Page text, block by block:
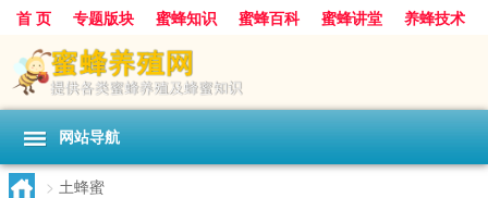
首 页 专题版块 蜜蜂知识 蜜蜂百科 蜜蜂讲堂
养蜂技术
中华蜜蜂
蜂蜜 胡蜂
网站导航
> 土蜂蜜